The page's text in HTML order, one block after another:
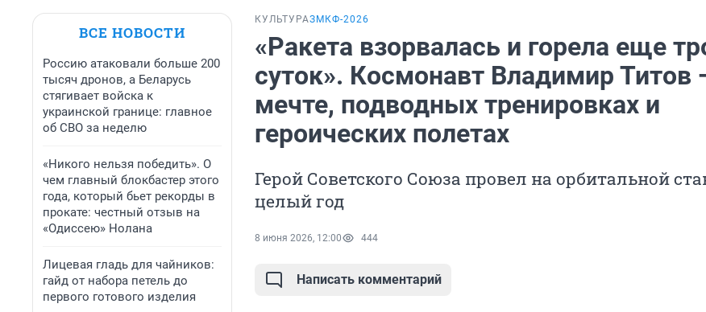
ВСЕ НОВОСТИ
Россию атаковали больше 200
тысяч дронов, а Беларусь
стягивает войска к
украинской границе: главное
об СВО за неделю
«Никого нельзя победить». О
чем главный блокбастер этого
года, который бьет рекорды в
прокате: честный отзыв на
«Одиссею» Нолана
Лицевая гладь для чайников:
гайд от набора петель до
первого готового изделия
КУЛЬТУРАЗМКФ-2026
«Ракета взорвалась и горела еще
суток». Космонавт Владимир Титов
мечте, подводных тренировках и
героических полетах
Герой Советского Союза провел на орбитальной
целый год
8 июня 2026, 12:00 444
Написать комментарий